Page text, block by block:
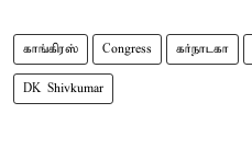
காங்கிரஸ் Congress கர்நாடகா
DK Shivkumar